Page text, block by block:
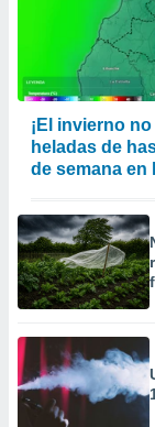
¡El invierno
heladas de
de semana en